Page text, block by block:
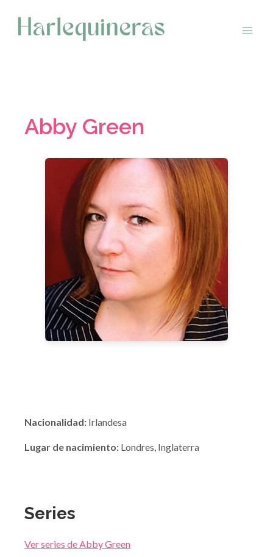
contenido
Abby Green
Nacionalidad: Irlandesa
Lugar de nacimiento: Londres, Inglaterra
Series
Ver series de Abby Green